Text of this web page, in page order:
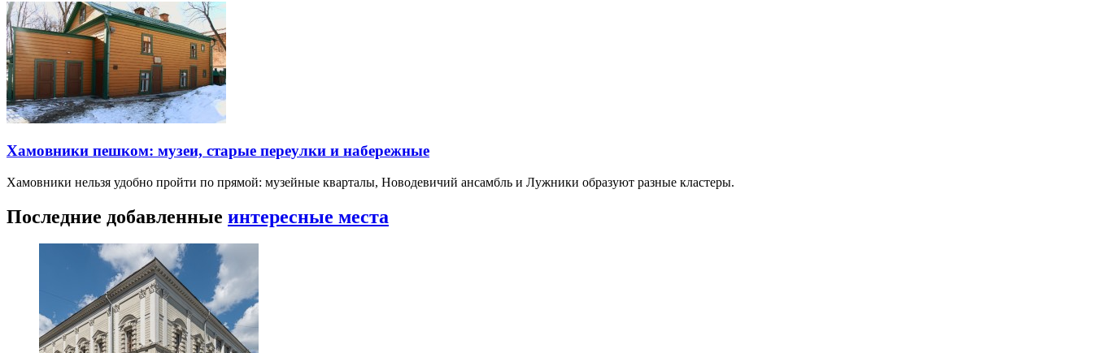
Хамовники пешком: музеи, старые переулки и набережные
Хамовники нельзя удобно пройти по прямой: музейные кварталы, Новодевичий ансамбль и Лужники образуют разные кластеры.
Последние добавленные интересные места